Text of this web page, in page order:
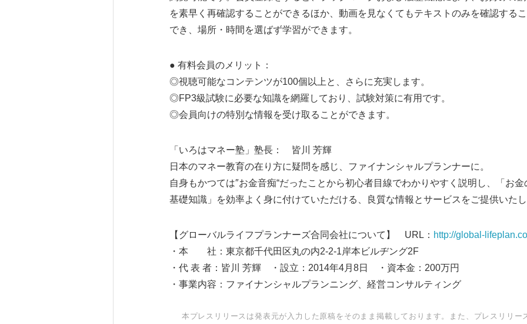
を素早く再確認することができるほか、動画を見なくてもテキストのみを確認する
でき、場所・時間を選ばず学習ができます。
● 有料会員のメリット：
◎視聴可能なコンテンツが100個以上と、さらに充実します。
◎FP3級試験に必要な知識を網羅しており、試験対策に有用です。
◎会員向けの特別な情報を受け取ることができます。
「いろはマネー塾」塾長： 皆川 芳輝
日本のマネー教育の在り方に疑問を感じ、ファイナンシャルプランナーに。
自身もかつては″お金音痴“だったことから初心者目線でわかりやすく説明し、「お金
基礎知識」を効率よく身に付けていただける、良質な情報とサービスをご提供いたし
【グローバルライフプランナーズ合同会社について】 URL： http://global-
・本 社：東京都千代田区丸の内2-2-1岸本ビルヂング2F
・代 表 者：皆川 芳輝 ・設立：2014年4月8日 ・資本金：200万円
・事業内容：ファイナンシャルプランニング、経営コンサルティング
本プレスリリースは発表元が入力した原稿をそのまま掲載しております。また、プレスリリー